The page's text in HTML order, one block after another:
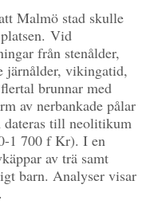
Malmö stad skulle
Vid
från stenålder,
järnålder, vikingatid,
brunnar med
av nerbankade pålar
dateras till neolitikum
1 700 f Kr). I en
av trä samt
barn. Analyser visar